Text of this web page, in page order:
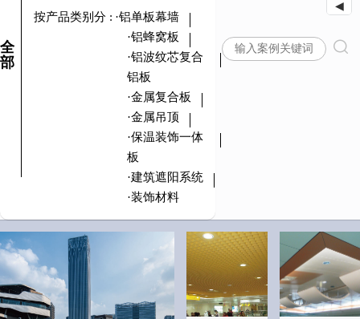
全
部
按产品类别分 : ·铝单板幕墙
·铝蜂窝板
·铝波纹芯复合
铝板
·金属复合板
·金属吊顶
·保温装饰一体
板
·建筑遮阳系统
·装饰材料
◀